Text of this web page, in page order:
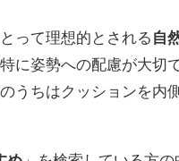
って理想的とされる 自
に姿勢への配慮が大切
うちはクッションを内